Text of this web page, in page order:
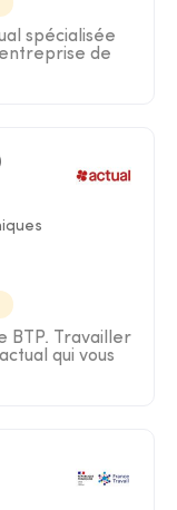
spécialisée
de
BTP. Travailler
qui vous